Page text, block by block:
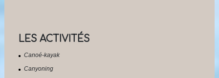
LES ACTIVITÉS
Canoé-kayak
Canyoning